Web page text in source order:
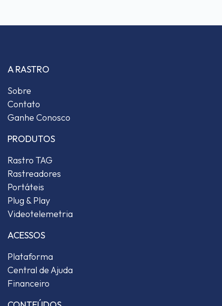
A RASTRO
Sobre
Contato
Ganhe Conosco
PRODUTOS
Rastro TAG
Rastreadores
Portáteis
Plug & Play
Videotelemetria
ACESSOS
Plataforma
Central de Ajuda
Financeiro